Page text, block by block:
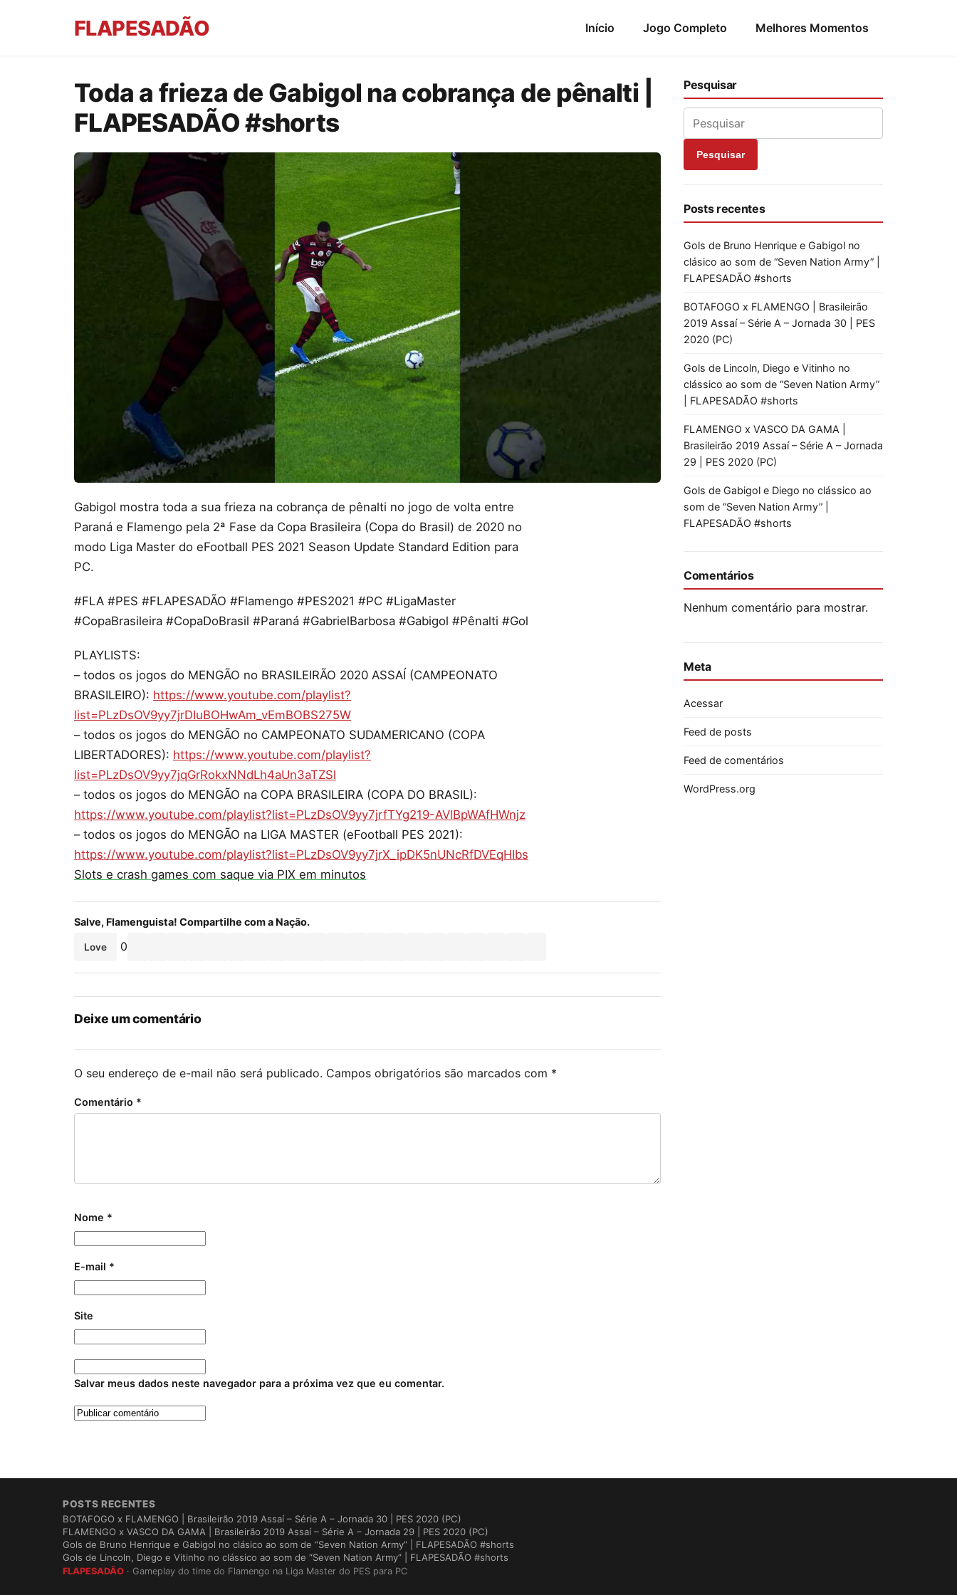
FLAPESADÃO Início Jogo Completo Melhores Momentos
Toda a frieza de Gabigol na cobrança de pênalti |
FLAPESADÃO #shorts
Gabigol mostra toda a sua frieza na cobrança de pênalti no jogo de volta entre
Paraná e Flamengo pela 2ª Fase da Copa Brasileira (Copa do Brasil) de 2020 no
modo Liga Master do eFootball PES 2021 Season Update Standard Edition para
PC.
#FLA #PES #FLAPESADÃO #Flamengo #PES2021 #PC #LigaMaster
#CopaBrasileira #CopaDoBrasil #Paraná #GabrielBarbosa #Gabigol #Pênalti #Gol
PLAYLISTS:
– todos os jogos do MENGÃO no BRASILEIRÃO 2020 ASSAÍ (CAMPEONATO
BRASILEIRO): https://www.youtube.com/playlist?
list=PLzDsOV9yy7jrDIuBOHwAm_vEmBOBS275W
– todos os jogos do MENGÃO no CAMPEONATO SUDAMERICANO (COPA
LIBERTADORES): https://www.youtube.com/playlist?
list=PLzDsOV9yy7jqGrRokxNNdLh4aUn3aTZSl
– todos os jogos do MENGÃO na COPA BRASILEIRA (COPA DO BRASIL):
https://www.youtube.com/playlist?list=PLzDsOV9yy7jrfTYg219-AVlBpWAfHWnjz
– todos os jogos do MENGÃO na LIGA MASTER (eFootball PES 2021):
https://www.youtube.com/playlist?list=PLzDsOV9yy7jrX_ipDK5nUNcRfDVEqHIbs
Slots e crash games com saque via PIX em minutos
Salve, Flamenguista! Compartilhe com a Nação.
Love 0
Deixe um comentário
O seu endereço de e-mail não será publicado. Campos obrigatórios são marcados com *
Comentário *
Nome *
E-mail *
Site
Salvar meus dados neste navegador para a próxima vez que eu comentar.
Pesquisar
Pesquisar
Posts recentes
Gols de Bruno Henrique e Gabigol no
clásico ao som de “Seven Nation Army” |
FLAPESADÃO #shorts
BOTAFOGO x FLAMENGO | Brasileirão
2019 Assaí – Série A – Jornada 30 | PES
2020 (PC)
Gols de Lincoln, Diego e Vitinho no
clássico ao som de “Seven Nation Army”
| FLAPESADÃO #shorts
FLAMENGO x VASCO DA GAMA |
Brasileirão 2019 Assaí – Série A – Jornada
29 | PES 2020 (PC)
Gols de Gabigol e Diego no clássico ao
som de “Seven Nation Army” |
FLAPESADÃO #shorts
Comentários
Nenhum comentário para mostrar.
Meta
Acessar
Feed de posts
Feed de comentários
WordPress.org
POSTS RECENTES
BOTAFOGO x FLAMENGO | Brasileirão 2019 Assaí – Série A – Jornada 30 | PES 2020 (PC)
FLAMENGO x VASCO DA GAMA | Brasileirão 2019 Assaí – Série A – Jornada 29 | PES 2020 (PC)
Gols de Bruno Henrique e Gabigol no clásico ao som de “Seven Nation Army” | FLAPESADÃO #shorts
Gols de Lincoln, Diego e Vitinho no clássico ao som de “Seven Nation Army” | FLAPESADÃO #shorts
FLAPESADÃO · Gameplay do time do Flamengo na Liga Master do PES para PC